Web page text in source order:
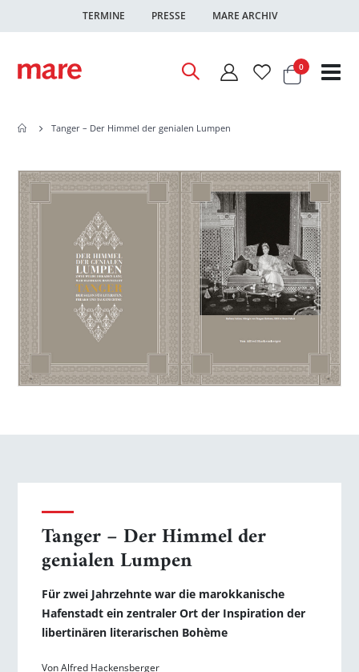
TERMINE PRESSE MARE ARCHIV
Warenkorb
0Artikel
Tanger – Der Himmel der genialen Lumpen
Zum
Ende
Zum
Anfang
Tanger – Der Himmel der
genialen Lumpen
Für zwei Jahrzehnte war die marokkanische
Hafenstadt ein zentraler Ort der Inspiration der
libertinären literarischen Bohème
Von Alfred Hackensberger